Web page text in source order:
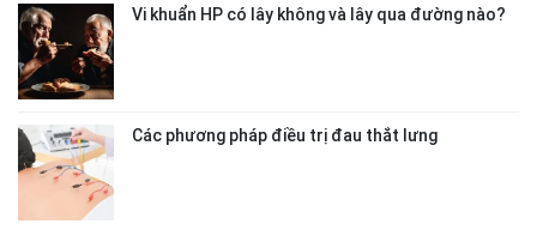
Vi khuẩn HP có lây không và lây qua đường nào?
Các phương pháp điều trị đau thắt lưng